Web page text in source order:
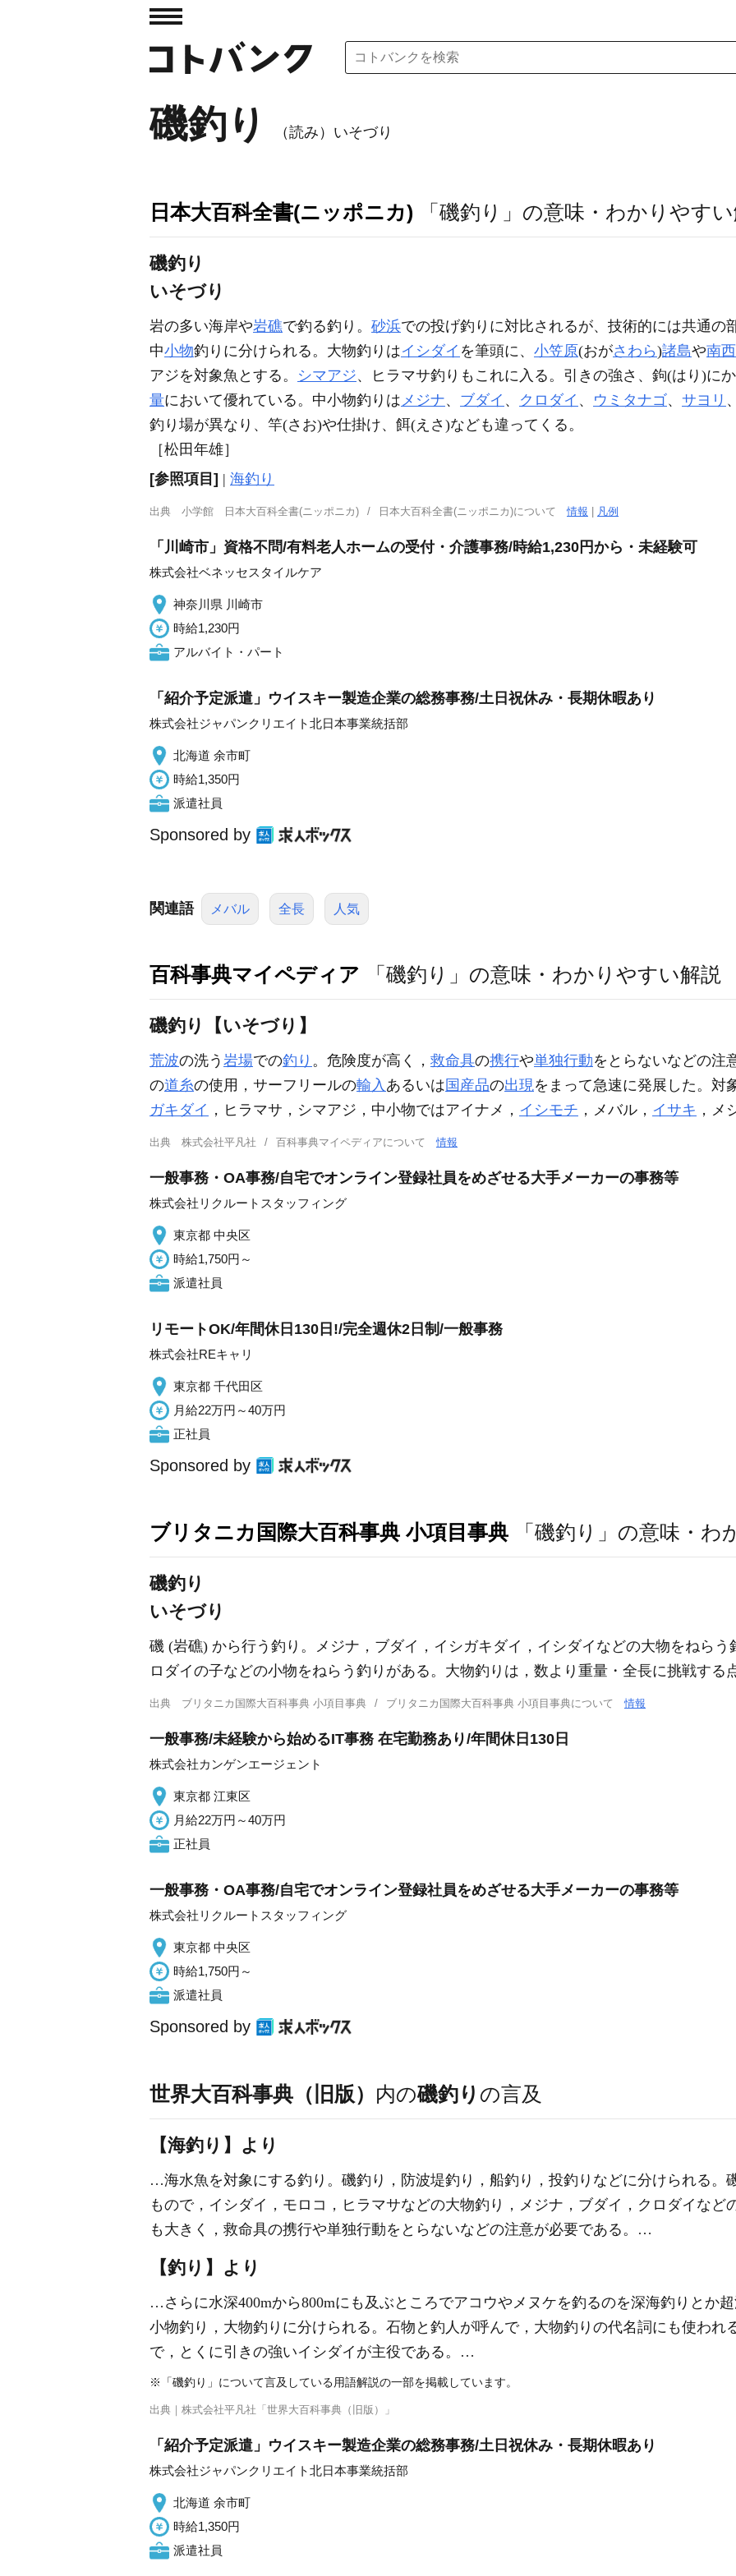
磯釣り （読み）いそづり
日本大百科全書(ニッポニカ) 「磯釣り」の意味・わかりやす
磯釣り
いそづり
岩の多い海岸や岩礁で釣る釣り。 砂浜での投げ釣りに対比されるが、技術的には共通の
中小物釣りに分けられる。大物釣りはイシダイ を筆頭に、 小笠原(おがさわら)諸島や南
アジを対象魚とする。 シマアジ、ヒラマサ釣りもこれに入る。引きの強さ、鉤(はり)に
量において優れている。中小物釣りはメジナ、 ブダイ 、 クロダイ 、 ウミタナゴ、 サヨリ 、
釣り場が異なり、竿(さお)や仕掛け、餌(えさ)なども違ってくる。
［松田年雄］
[参照項目] | 海釣り
出典 小学館 日本大百科全書(ニッポニカ) 日本大百科全書(ニッポニカ)について情報 凡例
「川崎市」資格不問/有料老人ホームの受付・介護事務/時給1,230円から・未経験可
株式会社ベネッセスタイルケア
神奈川県 川崎市
時給1,230円
アルバイト・パート
「紹介予定派遣」ウイスキー製造企業の総務事務/土日祝休み・長期休暇あり
株式会社ジャパンクリエイト北日本事業統括部
北海道 余市町
時給1,350円
派遣社員
Sponsored by
関連語 メバル 全長 人気
百科事典マイペディア 「磯釣り」の意味・わかりやすい解説
磯釣り【いそづり】
荒波の洗う 岩場での釣り 。危険度が高く， 救命具の携行や単独行動をとらないなどの注
の道糸の使用，サーフリールの輸入 あるいは国産品の出現をまって急速に発展した。対
ガキダイ ，ヒラマサ，シマアジ，中小物ではアイナメ， イシモチ ，メバル， イサキ ，メ
出典 株式会社平凡社 百科事典マイペディアについて情報
一般事務・OA事務/自宅でオンライン登録社員をめざせる大手メーカーの事務等
株式会社リクルートスタッフィング
東京都 中央区
時給1,750円～
派遣社員
リモートOK/年間休日130日!/完全週休2日制/一般事務
株式会社REキャリ
東京都 千代田区
月給22万円～40万円
正社員
Sponsored by
ブリタニカ国際大百科事典 小項目事典 「磯釣り」の意味・わ
磯釣り
いそづり
磯 (岩礁) から行う釣り。メジナ，ブダイ，イシガキダイ，イシダイなどの大物をねらう
ロダイの子などの小物をねらう釣りがある。大物釣りは，数より重量・全長に挑戦する
出典 ブリタニカ国際大百科事典 小項目事典 ブリタニカ国際大百科事典 小項目事典について情報
一般事務/未経験から始めるIT事務 在宅勤務あり/年間休日130日
株式会社カンゲンエージェント
東京都 江東区
月給22万円～40万円
正社員
一般事務・OA事務/自宅でオンライン登録社員をめざせる大手メーカーの事務等
株式会社リクルートスタッフィング
東京都 中央区
時給1,750円～
派遣社員
Sponsored by
世界大百科事典（旧版） 内の磯釣り の言及
【海釣り】より
…海水魚を対象にする釣り。磯釣り，防波堤釣り，船釣り，投釣りなどに分けられる。
もので，イシダイ，モロコ，ヒラマサなどの大物釣り，メジナ，ブダイ，クロダイなど
も大きく，救命具の携行や単独行動をとらないなどの注意が必要である。…
【釣り】より
…さらに水深400mから800mにも及ぶところでアコウやメヌケを釣るのを深海釣りとか
小物釣り，大物釣りに分けられる。石物と釣人が呼んで，大物釣りの代名詞にも使われ
で，とくに引きの強いイシダイが主役である。…
※「磯釣り」について言及している用語解説の一部を掲載しています。
出典｜ 株式会社平凡社「世界大百科事典（旧版）」
「紹介予定派遣」ウイスキー製造企業の総務事務/土日祝休み・長期休暇あり
株式会社ジャパンクリエイト北日本事業統括部
北海道 余市町
時給1,350円
派遣社員